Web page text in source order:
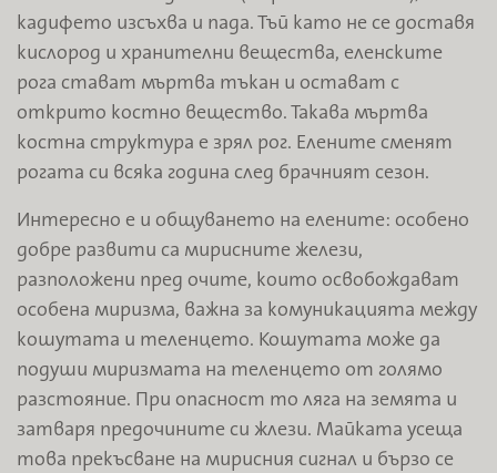
кадифето изсъхва и пада. Тъй като не се доставя
кислород и хранителни ве­щества, еленските
рога стават мъртва тъкан и остават с
открито костно ве­щество. Такава мъртва
костна структу­ра е зрял рог. Елените сменят
рогата си всяка година след брачният сезон.
Интересно е и общуването на елените: oсобено
добре развити са мирисните желези,
разположени пред очите, които освобождават
особена миризма, важна за комуникацията между
кошутата и теленцето. Кошутата може да
подуши миризмата на теленцето от голямо
разстояние. При опасност то ляга на земята и
затваря предочините си жлези. Майката усеща
това прекъсване на мирисния сигнал и бързо се